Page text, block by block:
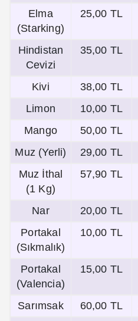
Elma
(Starking)
25,00 TL
Hindistan
Cevizi
35,00 TL
Kivi 38,00 TL
Limon
10,00 TL
Mango
50,00 TL
Muz (Yerli)
29,00 TL
Muz İthal
(1 Kg)
57,90 TL
Nar 20,00 TL
Portakal
(Sıkmalık)
10,00 TL
Portakal
(Valencia)
15,00 TL
Sarımsak 60,00 TL